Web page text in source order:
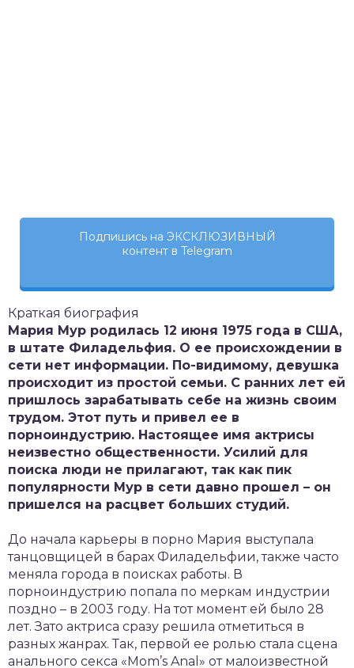
Подпишись на ЭКСКЛЮЗИВНЫЙ
контент в Telegram
Краткая биография
Мария Мур родилась 12 июня 1975 года в США,
в штате Филадельфия. О ее происхождении в
сети нет информации. По-видимому, девушка
происходит из простой семьи. С ранних лет ей
пришлось зарабатывать себе на жизнь своим
трудом. Этот путь и привел ее в
порноиндустрию. Настоящее имя актрисы
неизвестно общественности. Усилий для
поиска люди не прилагают, так как пик
популярности Мур в сети давно прошел – он
пришелся на расцвет больших студий.
До начала карьеры в порно Мария выступала
танцовщицей в барах Филадельфии, также часто
меняла города в поисках работы. В
порноиндустрию попала по меркам индустрии
поздно – в 2003 году. На тот момент ей было 28
лет. Зато актриса сразу решила отметиться в
разных жанрах. Так, первой ее ролью стала сцена
анального секса «Mom’s Anal» от малоизвестной